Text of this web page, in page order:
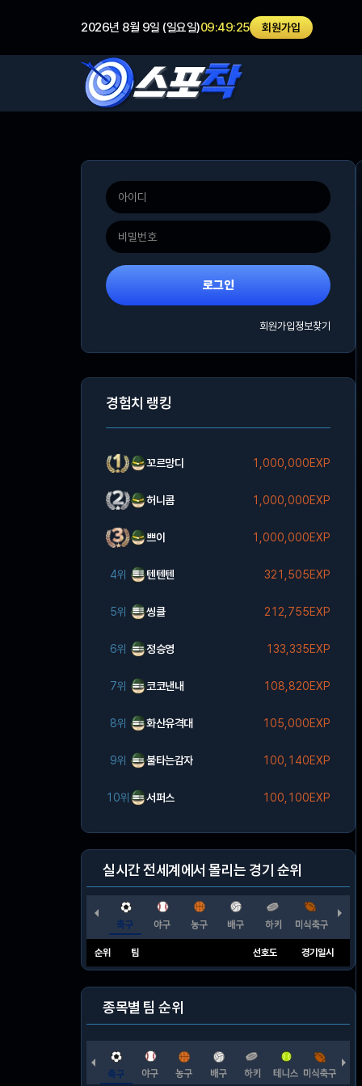
2026년 8월 9일 (일요일)09:49:25 회원가입
로그인
회원가입정보찾기
경험치 랭킹
꼬르망디 1,000,000EXP
허니콤 1,000,000EXP
쁘이 1,000,000EXP
4위 텐텐텐 321,505EXP
5위 씽클 212,755EXP
6위 정승영 133,335EXP
7위 코코낸내 108,820EXP
8위 화산유격대 105,000EXP
9위 불타는감자 100,140EXP
10위 서퍼스 100,100EXP
실시간 전세계에서 몰리는 경기 순위
순위 팀 선호도 경기일시
종목별 팀 순위